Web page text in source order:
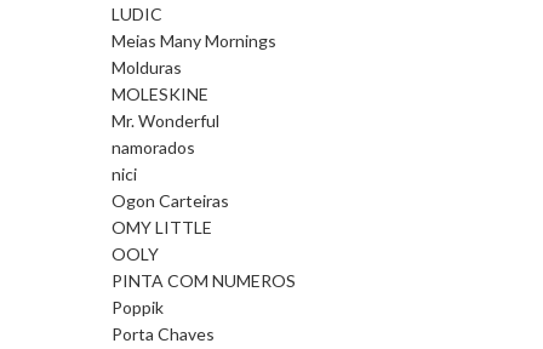
LUDIC
Meias Many Mornings
Molduras
MOLESKINE
Mr. Wonderful
namorados
nici
Ogon Carteiras
OMY LITTLE
OOLY
PINTA COM NUMEROS
Poppik
Porta Chaves